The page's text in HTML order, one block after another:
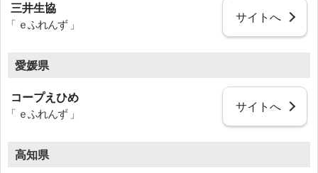
三井生協
「 ｅふれんず 」
サイトへ
愛媛県
コープえひめ
「 ｅふれんず 」
サイトへ
高知県